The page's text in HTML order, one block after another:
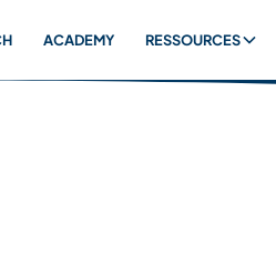
ACADEMY RESSOURCES